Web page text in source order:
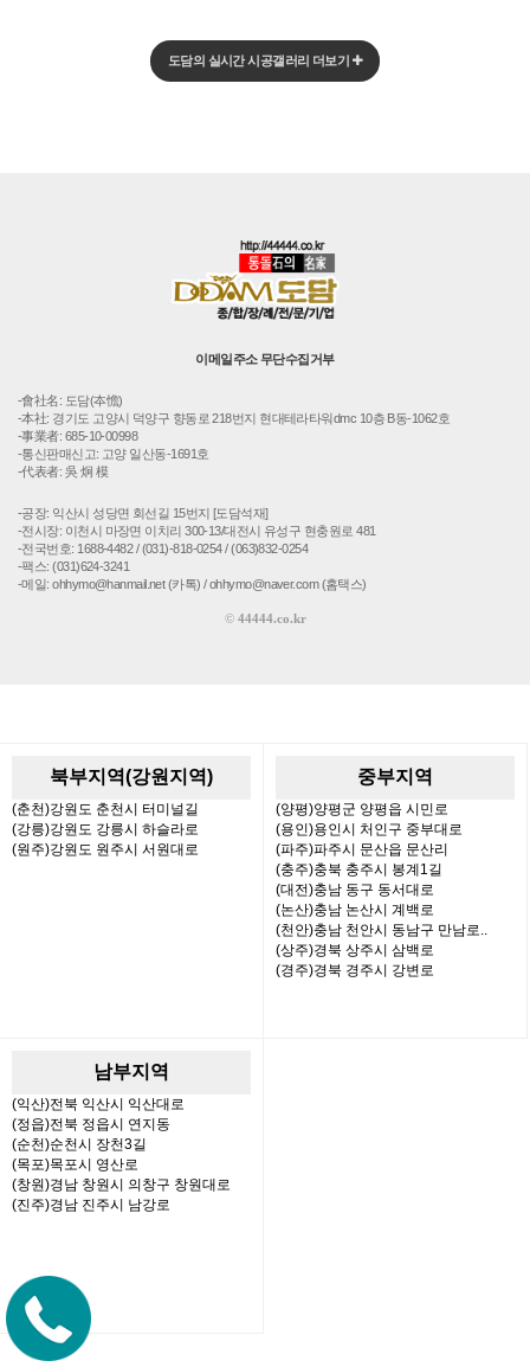
도담의 실시간 시공갤러리 더보기
이메일주소 무단수집거부
-會社名: 도담(夲憺)
-本社: 경기도 고양시 덕양구 향동로 218번지 현대테라타워dmc 10층 B동-1062호
-事業者: 685-10-00998
-통신판매신고: 고양 일산동-1691호
-代表者: 吳 炯 模
-공장: 익산시 성당면 회선길 15번지 [도담석재]
-전시장: 이천시 마장면 이치리 300-13/대전시 유성구 현충원로 481
-전국번호: 1688-4482 / (031)-818-0254 / (063)832-0254
-팩스: (031)624-3241
-메일: ohhymo@hanmail.net (카톡) / ohhymo@naver.com (홈택스)
© 44444.co.kr
북부지역(강원지역)
(춘천)강원도 춘천시 터미널길
(강릉)강원도 강릉시 하슬라로
(원주)강원도 원주시 서원대로
중부지역
(양평)양평군 양평읍 시민로
(용인)용인시 처인구 중부대로
(파주)파주시 문산읍 문산리
(충주)충북 충주시 봉계1길
(대전)충남 동구 동서대로
(논산)충남 논산시 계백로
(천안)충남 천안시 동남구 만남로..
(상주)경북 상주시 삼백로
(경주)경북 경주시 강변로
남부지역
(익산)전북 익산시 익산대로
(정읍)전북 정읍시 연지동
(순천)순천시 장천3길
(목포)목포시 영산로
(창원)경남 창원시 의창구 창원대로
(진주)경남 진주시 남강로